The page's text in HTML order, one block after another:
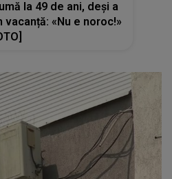
la 49 de ani, deși a
«Nu e noroc!»